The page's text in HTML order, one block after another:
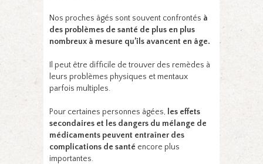
Nos proches âgés sont souvent confrontés à
des problèmes de santé de plus en plus
nombreux à mesure qu’ils avancent en âge.
Il peut être difficile de trouver des remèdes à
leurs problèmes physiques et mentaux
parfois multiples.
Pour certaines personnes âgées, les effets
secondaires et les dangers du mélange de
médicaments peuvent entraîner des
complications de santé encore plus
importantes.